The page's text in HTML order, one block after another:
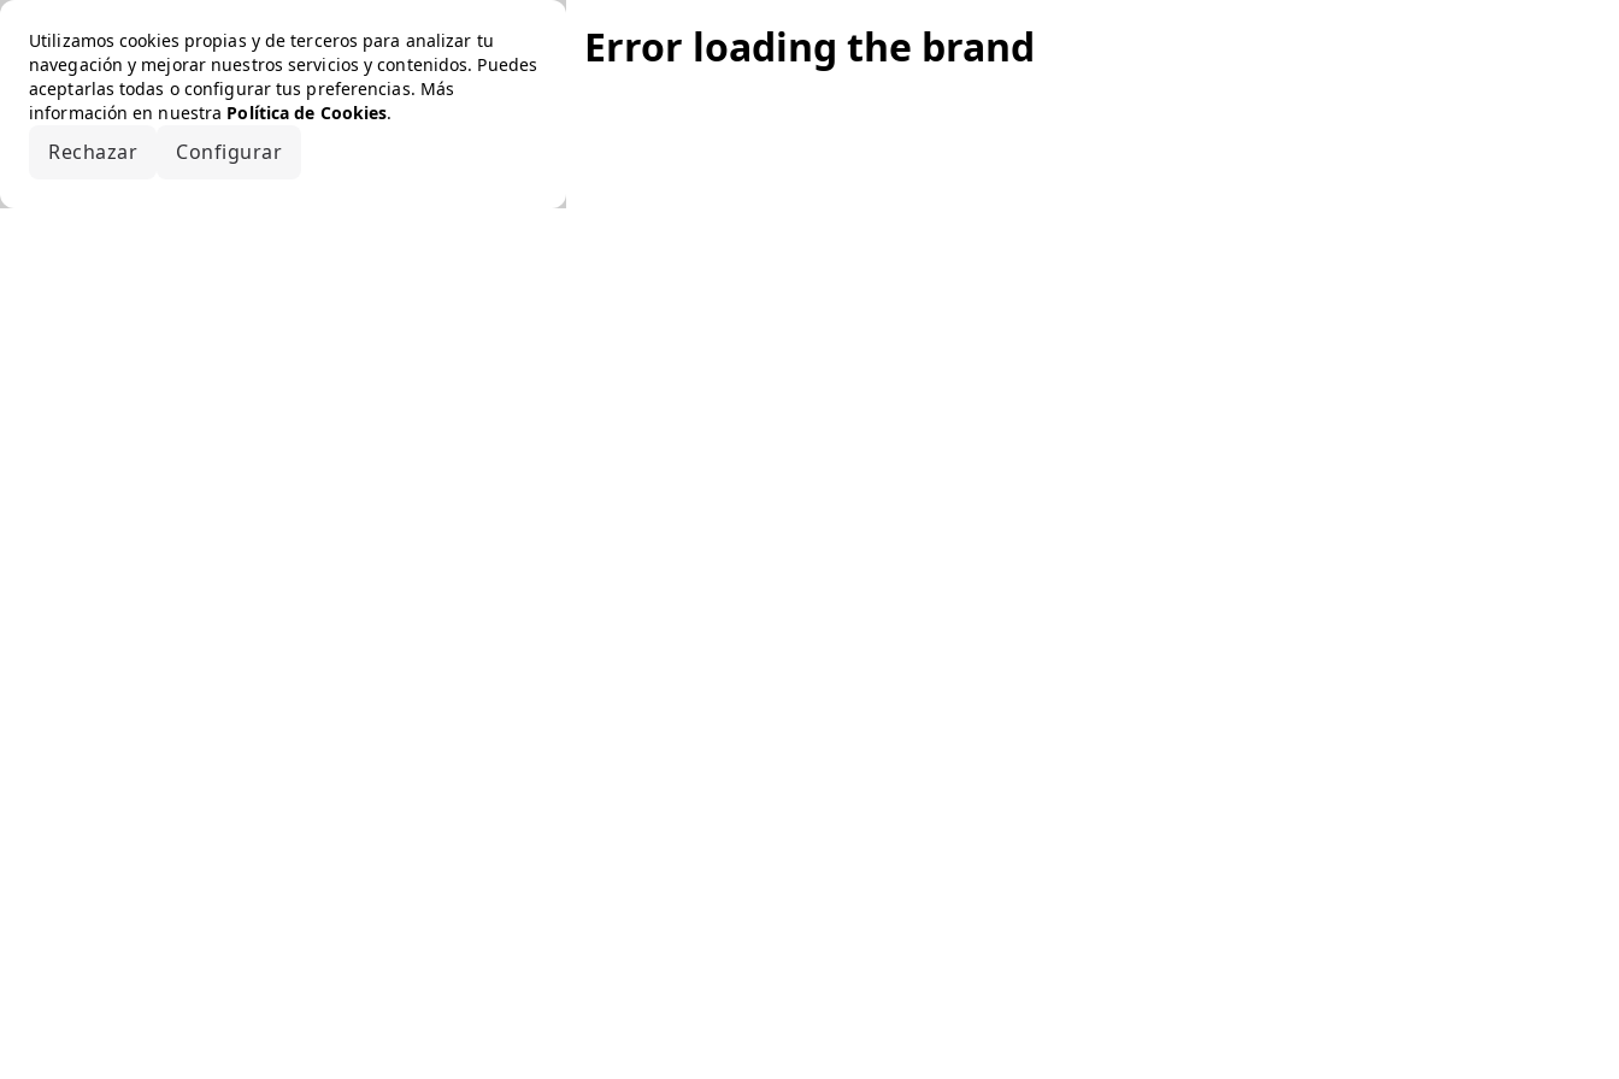
Utilizamos cookies propias y de terceros para analizar tu
navegación y mejorar nuestros servicios y contenidos. Puedes
aceptarlas todas o configurar tus preferencias. Más
información en nuestra Política de Cookies.
Rechazar Configurar
Error loading the brand